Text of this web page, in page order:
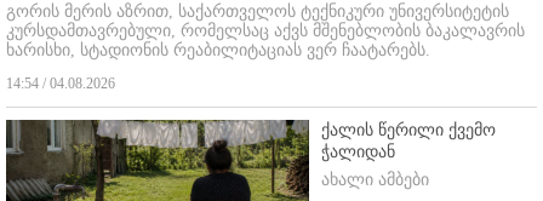
გორის მერის აზრით, საქართველოს ტექნიკური უნივერსიტეტის
კურსდამთავრებული, რომელსაც აქვს მშენებლობის ბაკალავრის
ხარისხი, სტადიონის რეაბილიტაციას ვერ ჩაატარებს.
14:54 / 04.08.2026
ქალის წერილი ქვემო
ჭალიდან
ახალი ამბები